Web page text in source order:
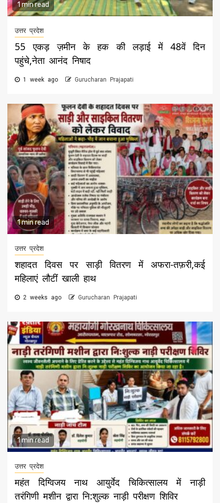
1 min read
उत्तर प्रदेश
55 एकड़ ज़मीन के हक की लड़ाई में 48वें दिन
पहुंचे,नेता आनंद निषाद
1 week ago Gurucharan Prajapati
1 min read
उत्तर प्रदेश
शहादत दिवस पर साड़ी वितरण में अफरा-तफ़री,कई
महिलाएं लौटीं खाली हाथ
2 weeks ago Gurucharan Prajapati
1 min read
उत्तर प्रदेश
महंत दिग्विजय नाथ आयुर्वेद चिकित्सालय में नाड़ी
तरंगिणी मशीन द्वारा नि:शुल्क नाड़ी परीक्षण शिविर